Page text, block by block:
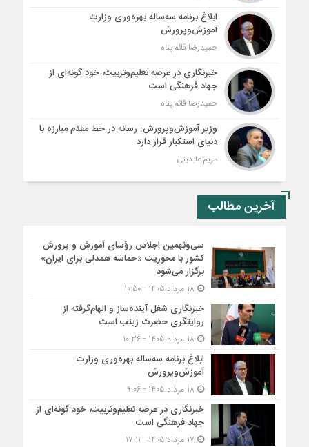
ابلاغ برنامه سه‌ساله بهره‌وری وزارت
آموزش‌وپرورش
حمیدرضا قائم پناه
خبرنگاری در عرصه تعلیم‌وتربیت، خود گونه‌ای از
جهاد فرهنگی است
حمیدرضا قائم پناه
وزیر آموزش‌وپرورش: رسانه در خط مقدم مبارزه با
دنیای استکبار قرار دارد
مریم عابدینی
آخرین مطالب
سی‌ونهمین اجلاس رؤسای آموزش و پرورش
کشور با محوریت «حماسه همدلی برای ایران»
برگزار می‌شود
خبرنگاری شغل آینده‌ساز و الهام‌گرفته از
روایتگری حضرت زینب است
ابلاغ برنامه سه‌ساله بهره‌وری وزارت
آموزش‌وپرورش
خبرنگاری در عرصه تعلیم‌وتربیت، خود گونه‌ای از
جهاد فرهنگی است